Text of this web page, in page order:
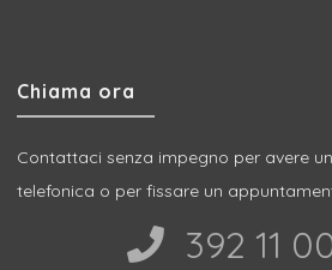
Chiama ora
Contattaci senza impegno per avere
telefonica o per fissare un
392 11